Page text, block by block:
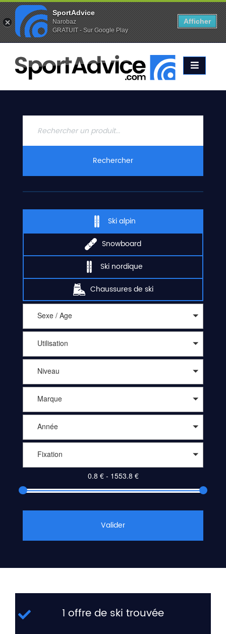
Favoris (0) Alertes (0)
ACCUEIL
SKIS
2020
CONTACT
Rechercher
Ski alpin
Snowboard
Ski nordique
Chaussures de ski
Sexe / Age
Utilisation
Niveau
Marque
Année
Fixation
Valider
1 offre de ski trouvée
SportAdvice
Narobaz
GRATUIT - Sur Google Play
Afficher